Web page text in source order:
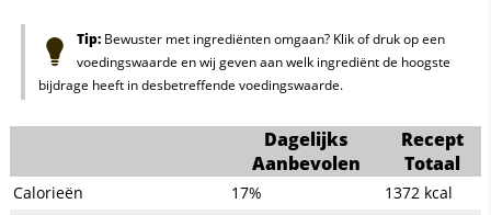
Tip:Bewuster met ingrediënten omgaan? Klik of druk op een
voedingswaarde en wij geven aan welk ingrediënt de hoogste
bijdrage heeft in desbetreffende voedingswaarde.
Dagelijks
Aanbevolen
Recept
Totaal
Calorieën 17% 1372 kcal